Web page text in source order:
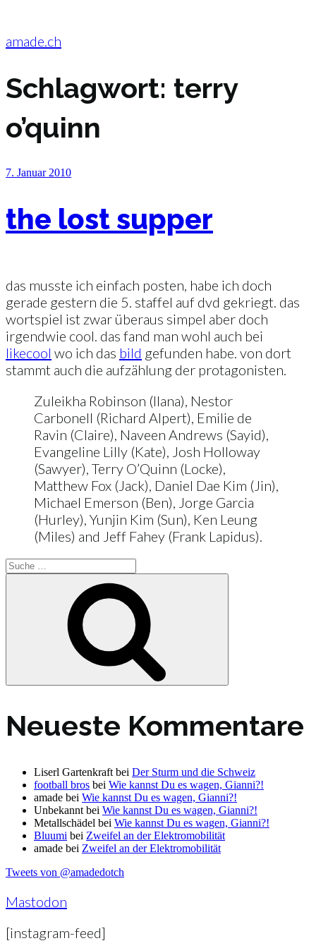
springen
amade.ch
Schlagwort: terry
o’quinn
Veröffentlicht
7. Januar 2010
the lost supper
das musste ich einfach posten, habe ich doch
gerade gestern die 5. staffel auf dvd gekriegt. das
wortspiel ist zwar überaus simpel aber doch
irgendwie cool. das fand man wohl auch bei
likecool wo ich das bild gefunden habe. von dort
stammt auch die aufzählung der protagonisten.
Zuleikha Robinson (Ilana), Nestor
Carbonell (Richard Alpert), Emilie de
Ravin (Claire), Naveen Andrews (Sayid),
Evangeline Lilly (Kate), Josh Holloway
(Sawyer), Terry O’Quinn (Locke),
Matthew Fox (Jack), Daniel Dae Kim (Jin),
Michael Emerson (Ben), Jorge Garcia
(Hurley), Yunjin Kim (Sun), Ken Leung
(Miles) and Jeff Fahey (Frank Lapidus).
Suche
nach:
Neueste Kommentare
Liserl Gartenkraft bei Der Sturm und die Schweiz
football bros bei Wie kannst Du es wagen, Gianni?!
amade bei Wie kannst Du es wagen, Gianni?!
Unbekannt bei Wie kannst Du es wagen, Gianni?!
Metallschädel bei Wie kannst Du es wagen, Gianni?!
Bluumi bei Zweifel an der Elektromobilität
amade bei Zweifel an der Elektromobilität
Tweets von @amadedotch
Mastodon
[instagram-feed]